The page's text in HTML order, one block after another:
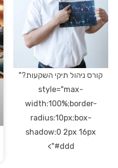
קורס ניהול תיקי השקעות?"
style="max-
width:100%;border-
radius:10px;box-
shadow:0 2px 16px
#ddd">